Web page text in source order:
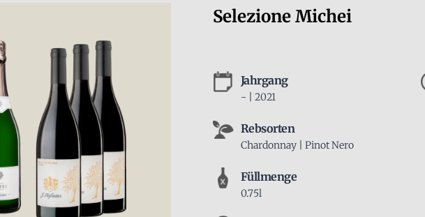
Selezione Michei
Jahrgang
- | 2021
Rebsorten
Chardonnay | Pinot Nero
Füllmenge
0.75l